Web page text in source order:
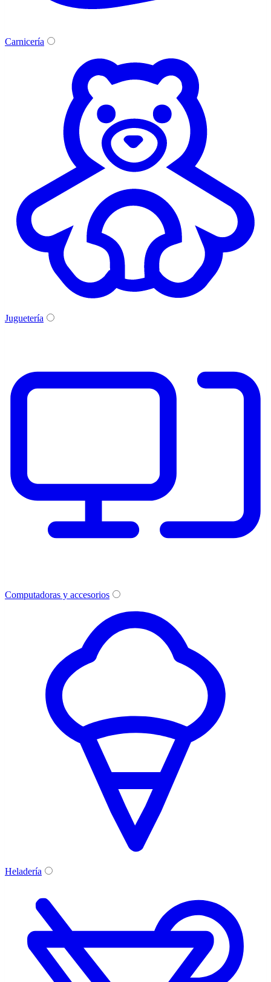
Carnicería
Juguetería
Computadoras y accesorios
Heladería